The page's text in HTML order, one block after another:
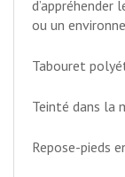
ou un
Tabouret
Teinté dans la
Repose-pieds